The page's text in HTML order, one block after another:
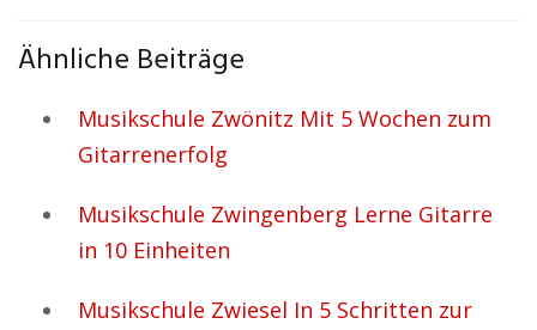
Ähnliche Beiträge
Musikschule Zwönitz Mit 5 Wochen zum
Gitarrenerfolg
Musikschule Zwingenberg Lerne Gitarre
in 10 Einheiten
Musikschule Zwiesel In 5 Schritten zur